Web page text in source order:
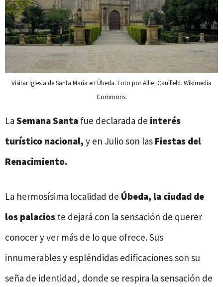
Visitar Iglesia de Santa María en Úbeda. Foto por Allie_Caulfield. Wikimedia
Commons.
La Semana Santa fue declarada de interés
turístico nacional, y en Julio son las Fiestas del
Renacimiento.
La hermosísima localidad de Úbeda, la ciudad de
los palacios te dejará con la sensación de querer
conocer y ver más de lo que ofrece. Sus
innumerables y espléndidas edificaciones son su
seña de identidad, donde se respira la sensación de